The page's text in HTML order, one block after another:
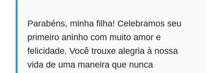
Parabéns, minha filha! Celebramos seu
primeiro aninho com muito amor e
felicidade. Você trouxe alegria à nossa
vida de uma maneira que nunca